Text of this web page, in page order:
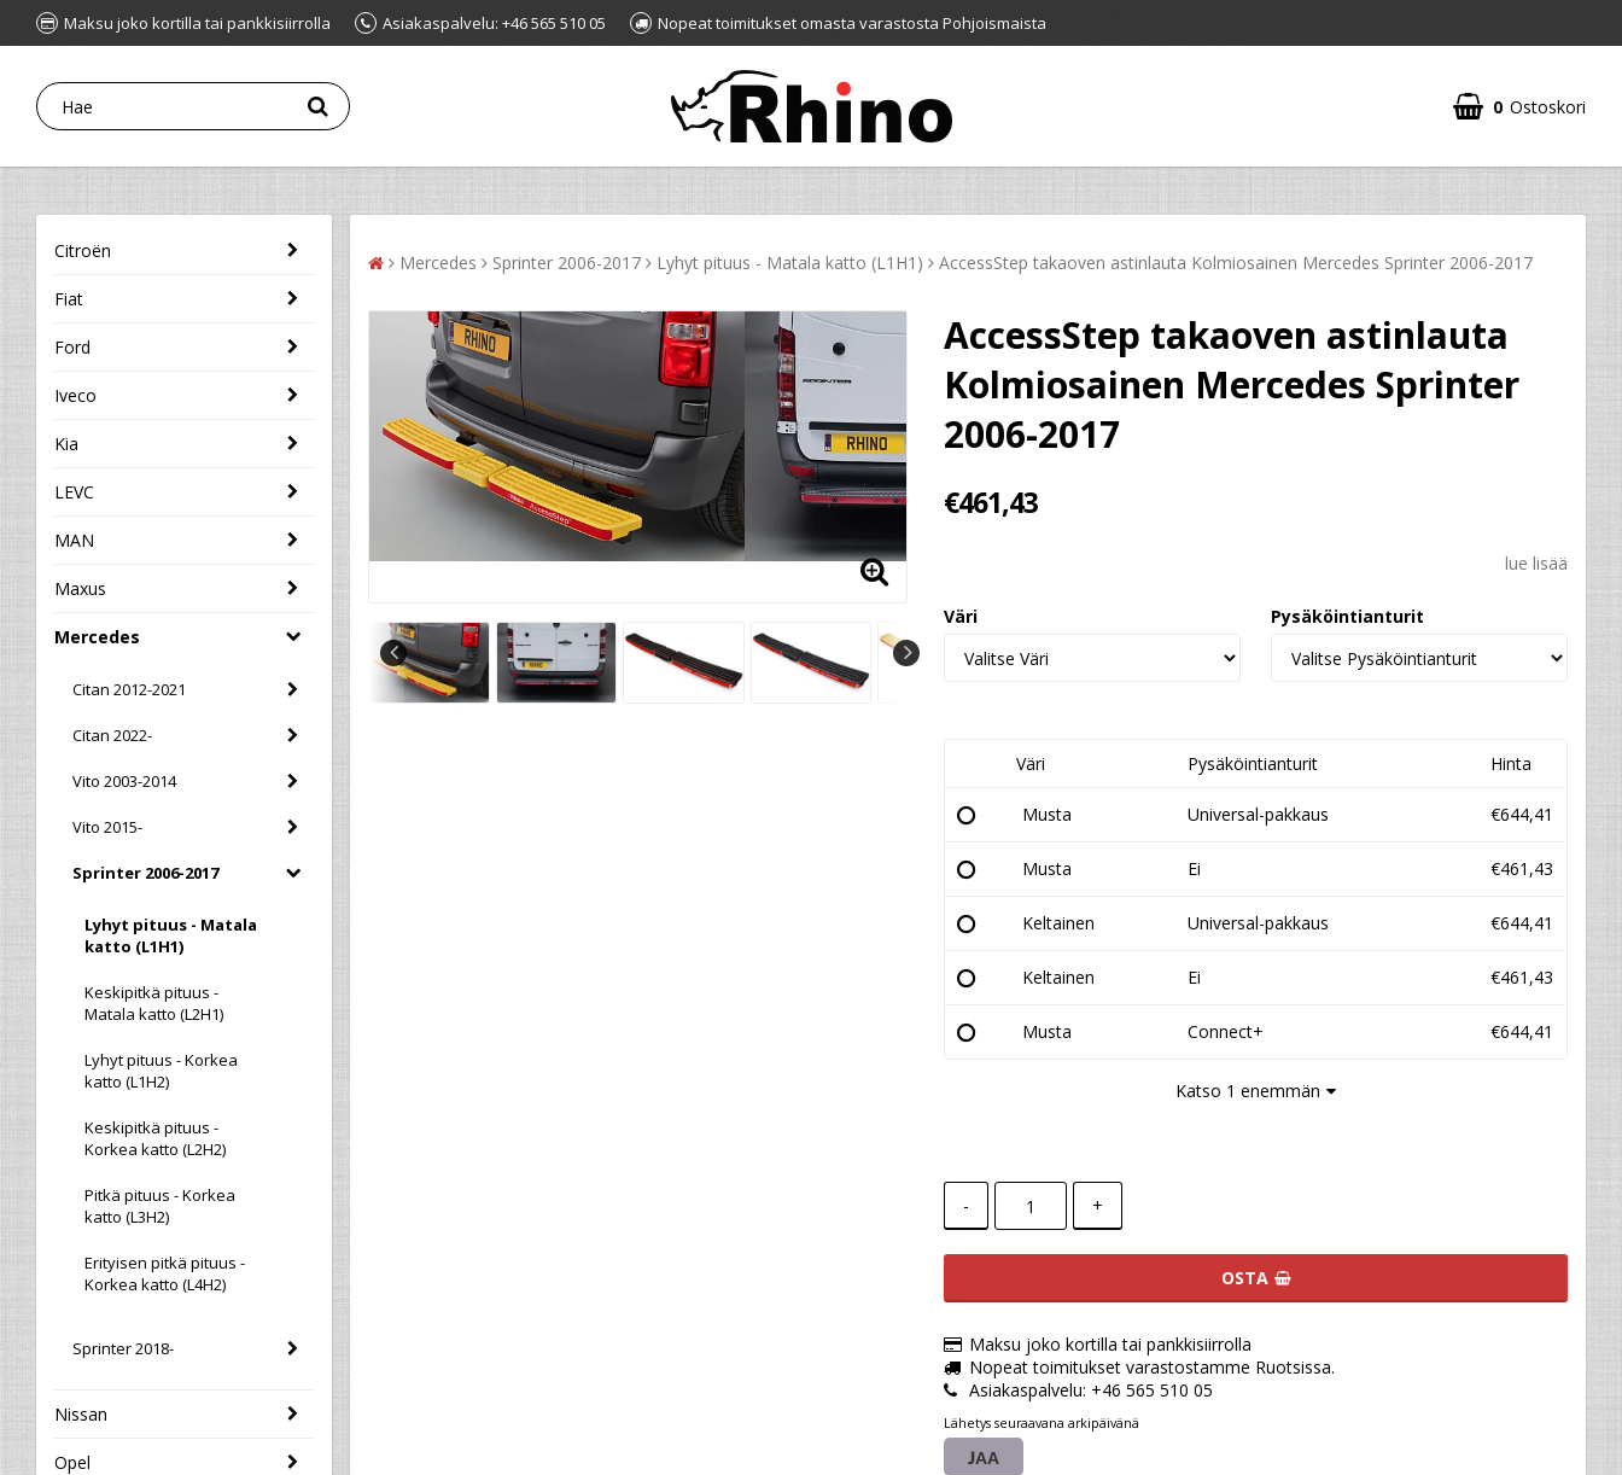
Maksu joko kortilla tai pankkisiirrolla Asiakaspalvelu: +46 565 510 05 Nopeat toimitukset omasta varastosta Pohjoismaista
0 Ostoskori
Citroën
Fiat
Ford
Iveco
Kia
LEVC
MAN
Maxus
Mercedes
Citan 2012-2021
Citan 2022-
Vito 2003-2014
Vito 2015-
Sprinter 2006-2017
Lyhyt pituus - Matala
katto (L1H1)
Keskipitkä pituus -
Matala katto (L2H1)
Lyhyt pituus - Korkea
katto (L1H2)
Keskipitkä pituus -
Korkea katto (L2H2)
Pitkä pituus - Korkea
katto (L3H2)
Erityisen pitkä pituus -
Korkea katto (L4H2)
Sprinter 2018-
Nissan
Opel
Mercedes Sprinter 2006-2017 Lyhyt pituus - Matala katto (L1H1) AccessStep takaoven astinlauta Kolmiosainen Mercedes Sprinter 2006-2017
AccessStep takaoven astinlauta
Kolmiosainen Mercedes Sprinter
2006-2017
€461,43
lue lisää
Väri Pysäköintianturit
Väri Pysäköintianturit Hinta
Musta Universal-pakkaus €644,41
Musta Ei €461,43
Keltainen Universal-pakkaus €644,41
Keltainen Ei €461,43
Musta Connect+ €644,41
Katso 1 enemmän
- +
OSTA
Maksu joko kortilla tai pankkisiirrolla
Nopeat toimitukset varastostamme Ruotsissa.
Asiakaspalvelu: +46 565 510 05
Lähetys seuraavana arkipäivänä
JAA